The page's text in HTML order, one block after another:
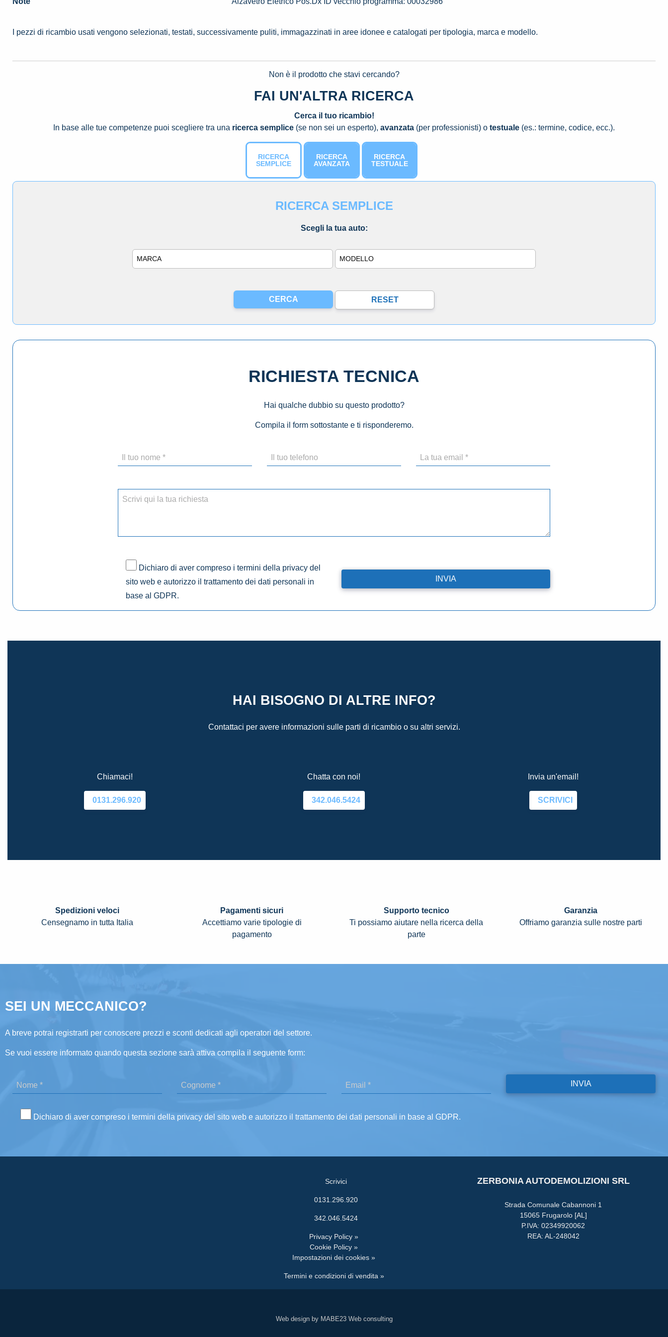
I pezzi di ricambio usati vengono selezionati, testati, successivamente puliti, immagazzinati in aree idonee e catalogati per tipologia, marca e modello.
Non è il prodotto che stavi cercando?
FAI UN'ALTRA RICERCA
Cerca il tuo ricambio!
In base alle tue competenze puoi scegliere tra una ricerca semplice (se non sei un esperto), avanzata (per professionisti) o testuale (es.: termine, codice, ecc.).
RICERCA
SEMPLICE
RICERCA
AVANZATA
RICERCA
TESTUALE
RICERCA SEMPLICE
Scegli la tua auto:
Marca Modello
RICHIESTA TECNICA
Hai qualche dubbio su questo prodotto?
Compila il form sottostante e ti risponderemo.
Dichiaro di aver compreso i termini della privacy del
sito web e autorizzo il trattamento dei dati personali in
base al GDPR.
HAI BISOGNO DI ALTRE INFO?
Contattaci per avere informazioni sulle parti di ricambio o su altri servizi.
Chiamaci!
0131.296.920
Chatta con noi!
342.046.5424
Invia un'email!
SCRIVICI
Spedizioni veloci
Censegnamo in tutta Italia
Pagamenti sicuri
Accettiamo varie tipologie di
pagamento
Supporto tecnico
Ti possiamo aiutare nella ricerca della
parte
Garanzia
Offriamo garanzia sulle nostre parti
SEI UN MECCANICO?
A breve potrai registrarti per conoscere prezzi e sconti dedicati agli operatori del settore.
Se vuoi essere informato quando questa sezione sarà attiva compila il seguente form:
Dichiaro di aver compreso i termini della privacy del sito web e autorizzo il trattamento dei dati personali in base al GDPR.
Scrivici
0131.296.920
342.046.5424
Privacy Policy »
Cookie Policy »
Impostazioni dei cookies »
Termini e condizioni di vendita »
ZERBONIA AUTODEMOLIZIONI SRL
Strada Comunale Cabannoni 1
15065 Frugarolo [AL]
P.IVA: 02349920062
REA: AL-248042
Web design by MABE23 Web consulting